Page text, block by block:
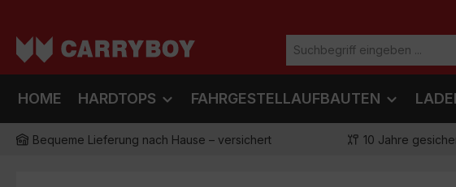
HOME HARDTOPS FAHRGESTELLAUFBAUTEN
Bequeme Lieferung nach Hause – versichert 10 Jahre